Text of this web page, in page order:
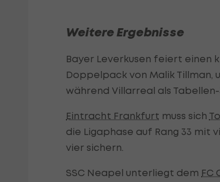
Weitere Ergebnisse
Bayer Leverkusen feiert einen
Doppelpack von Malik Tillman,
während Villarreal als
Eintracht Frankfurt muss sich
die Ligaphase auf Rang 33 mit
vier sichern.
SSC Neapel unterliegt dem FC